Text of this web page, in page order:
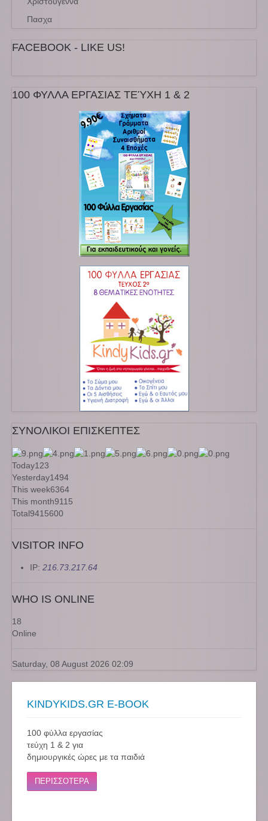
Πασχα
FACEBOOK - LIKE US!
100 ΦΥΛΛΑ ΕΡΓΑΣΙΑΣ ΤΕΎΧΗ 1 & 2
ΣΥΝΟΛΙΚΟΙ ΕΠΙΣΚΕΠΤΕΣ
Today123
Yesterday1494
This week6364
This month9115
Total9415600
VISITOR INFO
IP: 216.73.217.64
WHO IS ONLINE
18
Online
Saturday, 08 August 2026 02:09
KINDYKIDS.GR E-BOOK
100 φύλλα εργασίας
τεύχη 1 & 2 για
δημιουργικές ώρες με τα παιδιά
ΠΕΡΙΣΣΟΤΕΡΑ